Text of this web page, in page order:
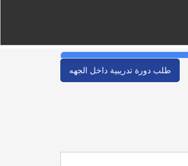
طلب دورة تدريبية داخل الجهه